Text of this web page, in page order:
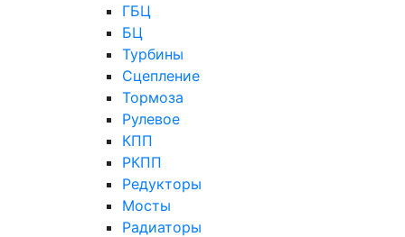
ГБЦ
БЦ
Турбины
Сцепление
Тормоза
Рулевое
КПП
РКПП
Редукторы
Мосты
Радиаторы